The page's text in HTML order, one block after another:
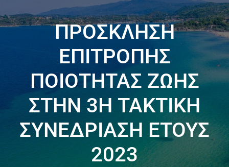
ΠΡΟΣΚΛΗΣΗ
ΕΠΙΤΡΟΠΗΣ
ΠΟΙΟΤΗΤΑΣ ΖΩΗΣ
ΣΤΗΝ 3Η ΤΑΚΤΙΚΗ
ΣΥΝΕΔΡΙΑΣΗ ΕΤΟΥΣ
2023